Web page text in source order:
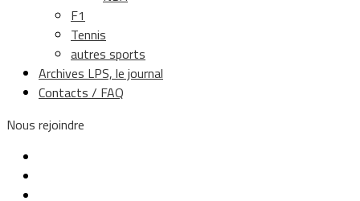
F1
Tennis
autres sports
Archives LPS, le journal
Contacts / FAQ
Nous rejoindre